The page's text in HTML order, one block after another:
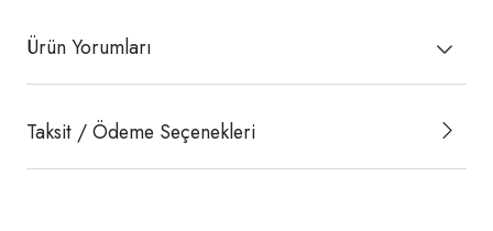
Ürün Yorumları
Taksit / Ödeme Seçenekleri